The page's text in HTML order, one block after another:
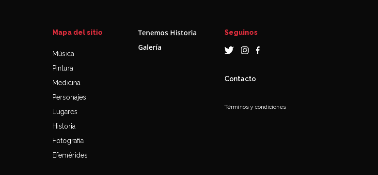
Mapa del sitio
Música
Pintura
Medicina
Personajes
Lugares
Historia
Fotografía
Efemérides
Tenemos Historia
Galería
Seguinos
Contacto
Términos y condiciones